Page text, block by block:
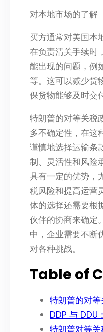
对本地市场的了解​
买方通常对美国本
在负责清关手续时
能出现的问题，例
等。这可以减少货
保货物能够及时交
特朗普的对等关税
多不确定性，在这
谨慎地选择运输条
制、灵活性和风险
具有一定的优势，
税风险和提高运营
体的选择还需要根
伙伴的协商来确定
中，企业需要不断
对各种挑战。
Table of
特朗普的对等
DDP 与 DDU
特朗普对等关